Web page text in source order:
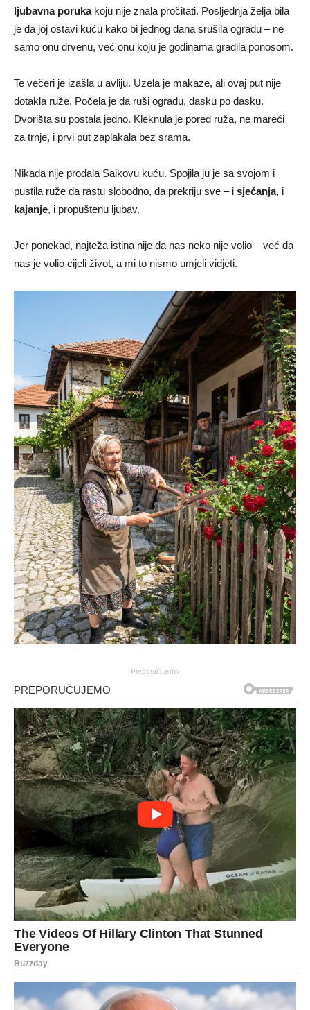
ljubavna porukakoju nije znala pročitati. Posljednja želja bila
je da joj ostavi kuću kako bi jednog dana srušila ogradu – ne
samo onu drvenu, već onu koju je godinama gradila ponosom.
Te večeri je izašla u avliju. Uzela je makaze, ali ovaj put nije
dotakla ruže. Počela je da ruši ogradu, dasku po dasku.
Dvorišta su postala jedno. Kleknula je pored ruža, ne mareći
za trnje, i prvi put zaplakala bez srama.
Nikada nije prodala Salkovu kuću. Spojila ju je sa svojom i
pustila ruže da rastu slobodno, da prekriju sve – i sjećanja, i
kajanje, i propuštenu ljubav.
Jer ponekad, najteža istina nije da nas neko nije volio – već da
nas je volio cijeli život, a mi to nismo umjeli vidjeti.
Preporučujemo